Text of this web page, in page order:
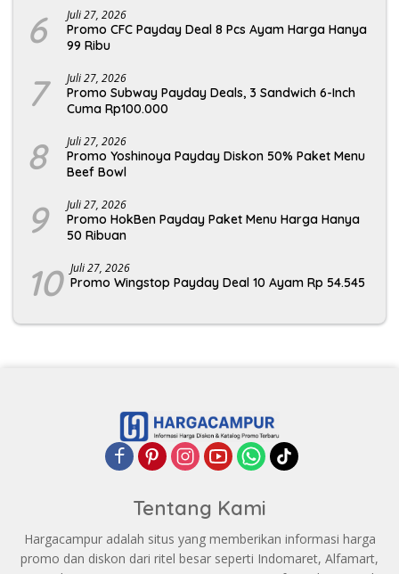
6 Juli 27, 2026
Promo CFC Payday Deal 8 Pcs Ayam Harga Hanya
99 Ribu
7 Juli 27, 2026
Promo Subway Payday Deals, 3 Sandwich 6-Inch
Cuma Rp100.000
8 Juli 27, 2026
Promo Yoshinoya Payday Diskon 50% Paket Menu
Beef Bowl
9 Juli 27, 2026
Promo HokBen Payday Paket Menu Harga Hanya
50 Ribuan
10 Juli 27, 2026
Promo Wingstop Payday Deal 10 Ayam Rp 54.545
Tentang Kami
Hargacampur adalah situs yang memberikan informasi harga
promo dan diskon dari ritel besar seperti Indomaret, Alfamart,